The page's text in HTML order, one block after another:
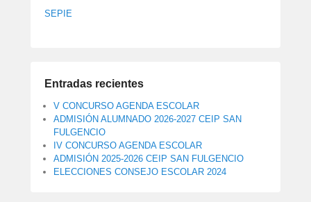
SEPIE
Entradas recientes
V CONCURSO AGENDA ESCOLAR
ADMISIÓN ALUMNADO 2026-2027 CEIP SAN
FULGENCIO
IV CONCURSO AGENDA ESCOLAR
ADMISIÓN 2025-2026 CEIP SAN FULGENCIO
ELECCIONES CONSEJO ESCOLAR 2024